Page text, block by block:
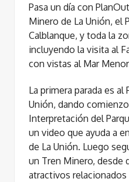
Pasa un día con
Minero de La Unión, el
Calblanque​, y toda la
incluyendo la visita al
con vistas al Mar
La primera parada es al
Unión, dando
Interpretación del
un video que ayuda a
de L​a Unión. Luego
un ​Tren Minero​, desde
atractivos relacionados